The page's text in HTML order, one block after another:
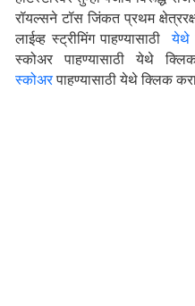
रॉयल्सने टॉस जिंकत प्रथम
लाईव्ह स्ट्रीमिंग पाहण्यासाठी येथे
स्कोअर पाहण्यासाठी येथे
स्कोअरपाहण्यासाठी येथे क्लिक